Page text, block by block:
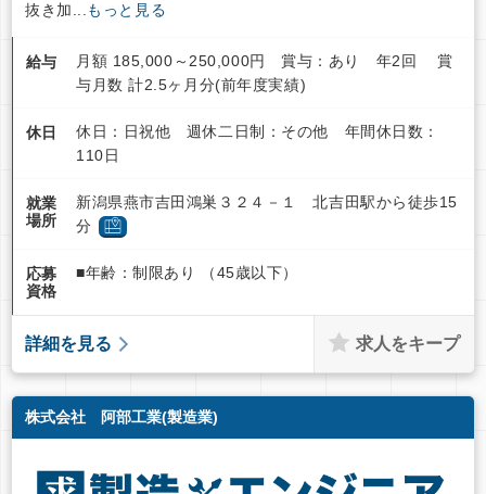
抜き加...
もっと見る
給与
月額 185,000～250,000円 賞与：あり 年2回 賞
与月数 計2.5ヶ月分(前年度実績)
休日
休日：日祝他 週休二日制：その他 年間休日数：
110日
就業
場所
新潟県燕市吉田鴻巣３２４－１ 北吉田駅から徒歩15
分
応募
資格
■年齢：制限あり （45歳以下）
詳細を見る 求人をキープ
株式会社 阿部工業(製造業)